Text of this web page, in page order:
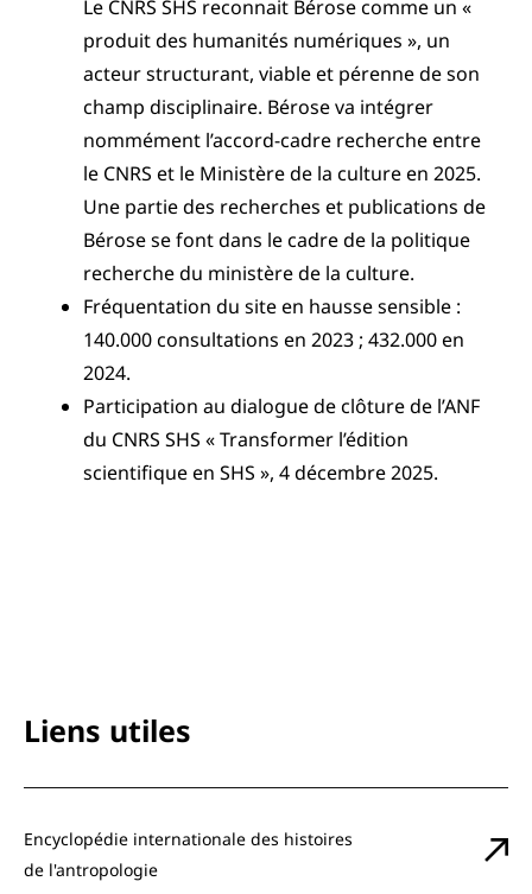
Le CNRS SHS reconnait Bérose comme un «
produit des humanités numériques », un
acteur structurant, viable et pérenne de son
champ disciplinaire. Bérose va intégrer
nommément l’accord-cadre recherche entre
le CNRS et le Ministère de la culture en 2025.
Une partie des recherches et publications de
Bérose se font dans le cadre de la politique
recherche du ministère de la culture.
Fréquentation du site en hausse sensible :
140.000 consultations en 2023 ; 432.000 en
2024.
Participation au dialogue de clôture de l’ANF
du CNRS SHS « Transformer l’édition
scientifique en SHS », 4 décembre 2025.
Liens utiles
Encyclopédie internationale des histoires
de l'antropologie